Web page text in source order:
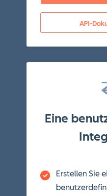
API-
Eine
Erstellen Sie